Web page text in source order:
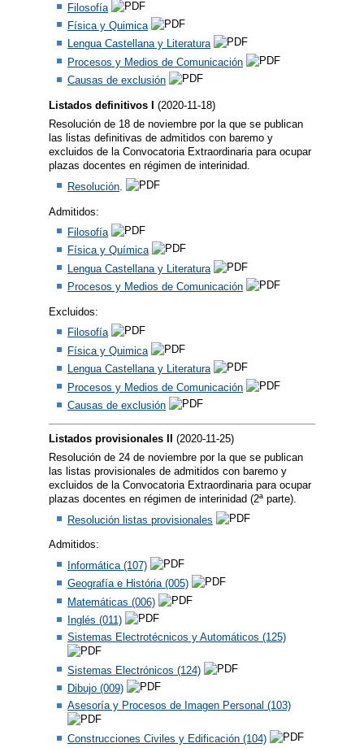
Filosofía
Física y Quimica
Lengua Castellana y Literatura
Procesos y Medios de Comunicación
Causas de exclusión
Listados definitivos I
(2020-11-18)
Resolución de 18 de noviembre por la que se publican
las listas definitivas de admitidos con baremo y
excluidos de la Convocatoria Extraordinaria para ocupar
plazas docentes en régimen de interinidad.
Resolución.
Admitidos:
Filosofía
Física y Química
Lengua Castellana y Literatura
Procesos y Medios de Comunicación
Excluidos:
Filosofía
Física y Quimica
Lengua Castellana y Literatura
Procesos y Medios de Comunicación
Causas de exclusión
Listados provisionales II
(2020-11-25)
Resolución de 24 de noviembre por la que se publican
las listas provisionales de admitidos con baremo y
excluidos de la Convocatoria Extraordinaria para ocupar
plazas docentes en régimen de interinidad (2ª parte).
Resolución listas provisionales
Admitidos:
Informática (107)
Geografía e História (005)
Matemáticas (006)
Inglés (011)
Sistemas Electrotécnicos y Automáticos (125)
Sistemas Electrónicos (124)
Dibujo (009)
Asesoría y Procesos de Imagen Personal (103)
Construcciones Civiles y Edificación (104)